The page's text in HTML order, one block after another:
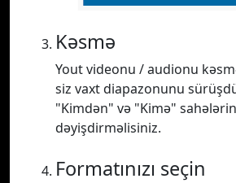
Kəsmə
Yout videonu / audionu
siz vaxt diapazonunu
"Kimdən" və "Kimə"
dəyişdirməlisiniz.
Formatınızı seçin